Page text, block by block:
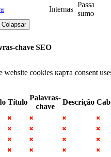
Internas
Passa
sumo
Colapsar
chave SEO
website cookies карта consent
Título
Palavras-
chave
Descrição